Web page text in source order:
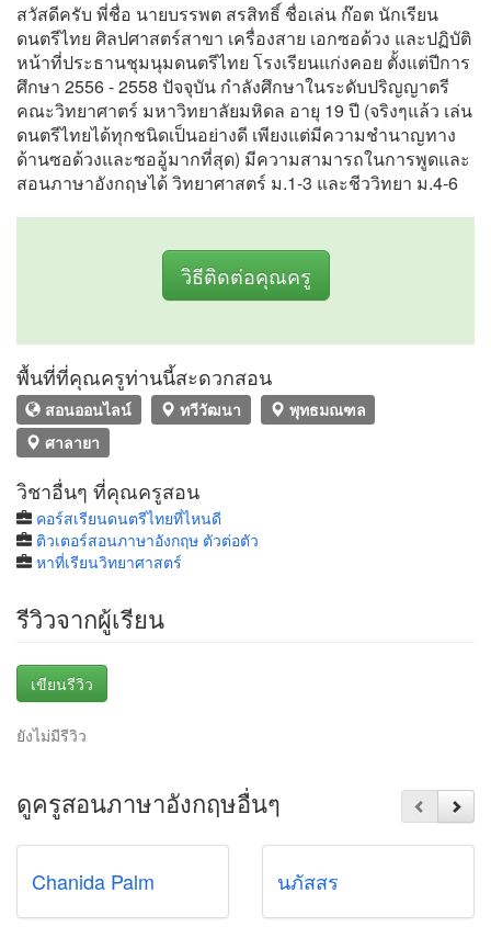
สวัสดีครับ พี่ชื่อ นายบรรพต สรสิทธิ์ ชื่อเล่น ก๊อต นักเรียน
ดนตรีไทย ศิลปศาสตร์สาขา เครื่องสาย เอกซอด้วง และปฏิบัติ
หน้าที่ประธานชุมนุมดนตรีไทย โรงเรียนแก่งคอย ตั้งแต่ปีการ
ศึกษา 2556 - 2558 ปัจจุบัน กำลังศึกษาในระดับปริญญาตรี
คณะวิทยาศาตร์ มหาวิทยาลัยมหิดล อายุ 19 ปี (จริงๆแล้ว เล่น
ดนตรีไทยได้ทุกชนิดเป็นอย่างดี เพียงแต่มีความชำนาญทาง
ด้านซอด้วงและซออู้มากที่สุด) มีความสามารถในการพูดและ
สอนภาษาอังกฤษได้ วิทยาศาสตร์ ม.1-3 และชีววิทยา ม.4-6
วิธีติดต่อคุณครู
พื้นที่ที่คุณครูท่านนี้สะดวกสอน
สอนออนไลน์ ทวีวัฒนา
พุทธมณฑล
ศาลายา
วิชาอื่นๆ ที่คุณครูสอน
คอร์สเรียนดนตรีไทยที่ไหนดี
ติวเตอร์สอนภาษาอังกฤษ ตัวต่อตัว
หาที่เรียนวิทยาศาสตร์
รีวิวจากผู้เรียน
เขียนรีวิว
ยังไม่มีรีวิว
ดูครูสอนภาษาอังกฤษอื่นๆ
Chanida Palm นภัสสร